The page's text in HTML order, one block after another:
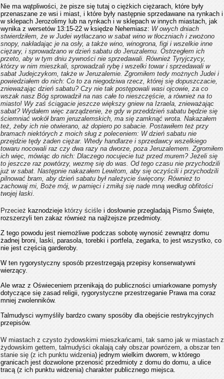
Nie ma wątpliwości, że pisze się tutaj o ciężkich ciężarach, które były
przenaszane ze wsi i miast, i które były następnie sprzedawane na rynkach i
w sklepach Jerozolimy lub na rynkach i w sklepach w innych miastach, jak
wynika z wersetów 13:15-22 w księdze Nehemiasz: W owych dniach
stwierdziłem, że w Judei wytłaczano w sabat wino w tłoczniach i zwożono
snopy, nakładając je na osły, a także wino, winogrona, figi i wszelkie inne
ciężary, i sprowadzano w dzień sabatu do Jeruzalemu. Ostrzegłem ich
przeto, aby w tym dniu żywności nie sprzedawali. Również Tyryjczycy,
którzy w nim mieszkali, sprowadzali rybę i wszelki towar i sprzedawali w
sabat Judejczykom, także w Jeruzalemie. Zgromiłem tedy możnych Judei i
powiedziałem do nich: Co to za niegodziwa rzecz, której się dopuszczacie,
znieważając dzień sabatu? Czy nie tak postępowali wasi ojcowie, za co
wszak nasz Bóg sprowadził na nas całe to nieszczęście, a również na to
miasto! Wy zaś ściągacie jeszcze większy gniew na Izraela, znieważając
sabat? Wydałem więc zarządzenie, że gdy w przeddzień sabatu będzie się
ściemniać wokół bram jeruzalemskich, ma się zamknąć wrota. Nakazałem
też, żeby ich nie otwierano, aż dopiero po sabacie. Postawiłem też przy
bramach niektórych z moich sług z poleceniem: W dzień sabatu nie
przejdzie tędy żaden ciężar. Wtedy handlarze i sprzedawcy wszelkiego
towaru nocowali raz czy dwa razy na dworze, poza Jeruzalemem. Zgromiłem
ich więc, mówiąc do nich: Dlaczego nocujecie tuż przed murem? Jeżeli się
to jeszcze raz powtórzy, wezmę się do was. Od tego czasu nie przychodzili
już w sabat. Następnie nakazałem Lewitom, aby się oczyścili i przychodzili
pilnować bram, aby dzień sabatu był należycie święcony. Również to
zachowaj mi, Boże mój, w pamięci i zmiłuj się nade mną według obfitości
twojej łaski.
Przecież kaznodzieje którzy ściśle i dosłownie przegladają Pismo Święte,
rozszerzyli ten zakaz również na najlżejsze przedmioty.
Z tego powodu jest niemożliwe podczas sobotę wynosić zewnątrz domu
żadnej broni, laski, parasola, torebki i portfela, zegarka, to jest wszystko, co
nie jest częścią garderoby.
W ten rygorystyczny sposób przestrzegają przepisy konserwatywni
wierzący.
Ale wraz z Oświeceniem przenikają do publiczności umiarkowane pomysły
dotyczące się zasad religii, rygorystyczne przestrzeganie Prawa ma coraz
mniej zwolenników.
Talmudysci wymyślily bardzo cwany sposóby dla obejście restrykcyjnych
przepisów.
W miastach z czysto żydowskimi mieszkańcami, tak samo jak w miastach z
żydowskim gettem, talmudyści okalają cały obszar powrózem, a obszar ten
stanie się (z ich punktu widzenia) jednym wielkim dworem, w którego
granicach jest dozwolone przenosić przedmioty z domu do domu, a ulice
tracą (z ich punktu widzenia) charakter publicznego miejsca.